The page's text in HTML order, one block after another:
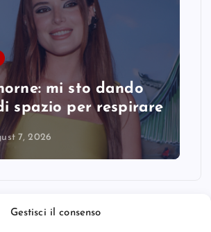
Gestisci il consenso
mi sto dando
spazio per respirare
7, 2026